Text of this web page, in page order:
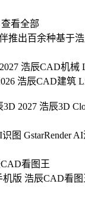
查看全部
推出百余种基于
浩辰CAD机械
浩辰CAD建筑
3D 2027 浩辰3D
图 GstarRender
看图王
机版 浩辰CAD看